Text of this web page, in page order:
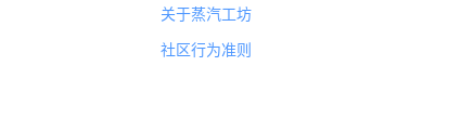
关于蒸汽工坊
社区行为准则